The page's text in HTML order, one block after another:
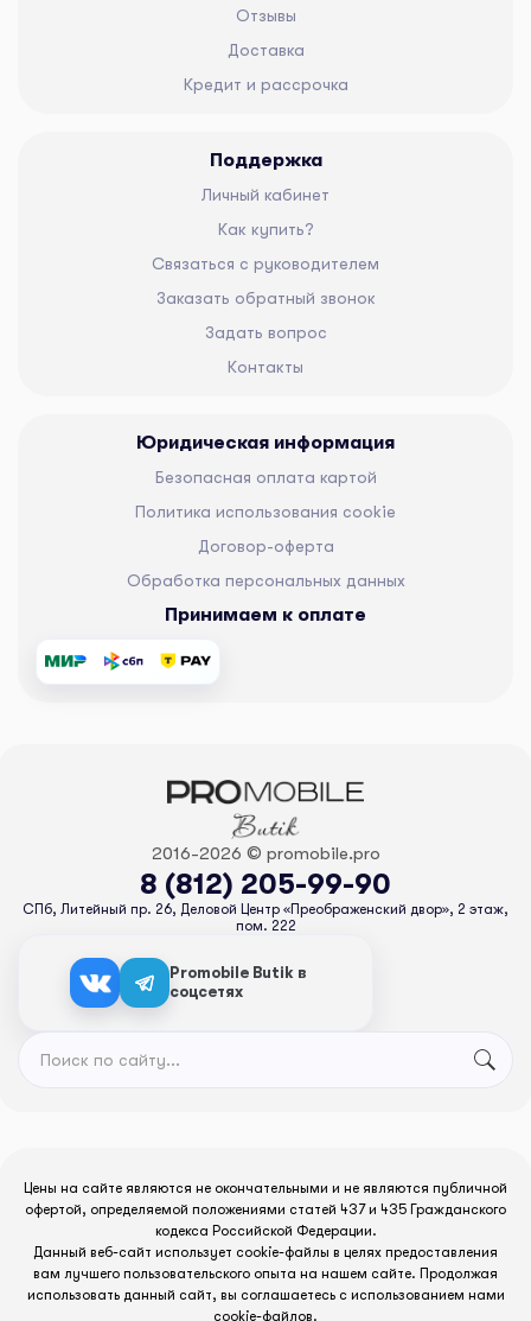
Отзывы
Доставка
Кредит и рассрочка
Поддержка
Личный кабинет
Как купить?
Связаться с руководителем
Заказать обратный звонок
Задать вопрос
Контакты
Юридическая информация
Безопасная оплата картой
Политика использования cookie
Договор-оферта
Обработка персональных данных
Принимаем к оплате
2016-2026 © promobile.pro
8 (812) 205-99-90
СПб, Литейный пр. 26, Деловой Центр «Преображенский двор», 2 этаж,
пом. 222
Promobile Butik в
соцсетях
Цены на сайте являются не окончательными и не являются публичной
офертой, определяемой положениями статей 437 и 435 Гражданского
кодекса Российской Федерации.
Данный веб-сайт использует cookie-файлы в целях предоставления
вам лучшего пользовательского опыта на нашем сайте. Продолжая
использовать данный сайт, вы соглашаетесь с использованием нами
cookie-файлов.